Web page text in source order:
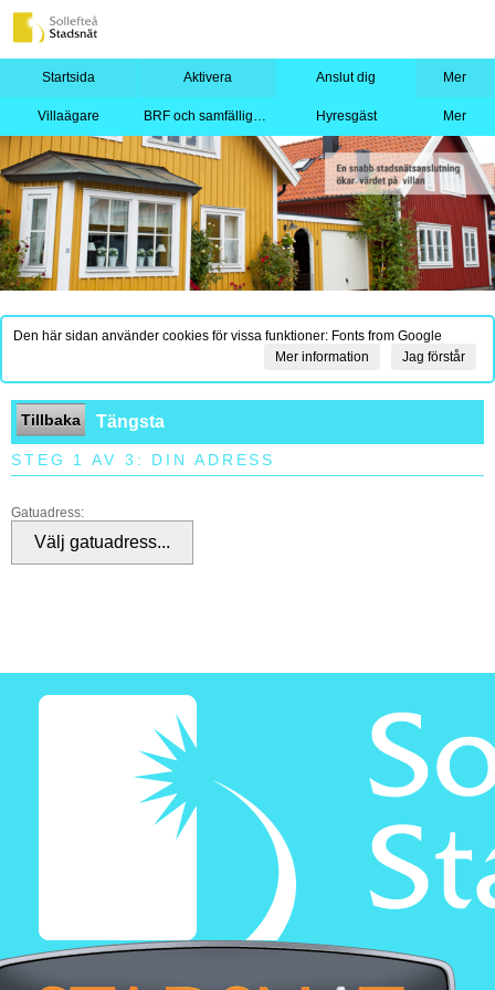
Startsida Aktivera Anslut dig Mer
Villaägare BRF och samfällighet Hyresgäst Mer
Den här sidan använder cookies för vissa funktioner: Fonts from Google
Jag förstår
Mer information
Tillbaka Tängsta
STEG 1 AV 3: DIN ADRESS
Gatuadress: